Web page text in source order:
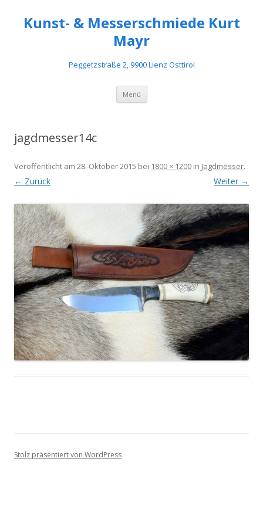
Kunst- & Messerschmiede Kurt
Mayr
Peggetzstraße 2, 9900 Lienz Osttirol
Menü Springe
Inhalt
jagdmesser14c
Veröffentlicht am 28. Oktober 2015 bei 1800 × 1200 in Jagdmesser.
← Zurück Weiter →
Stolz präsentiert von WordPress